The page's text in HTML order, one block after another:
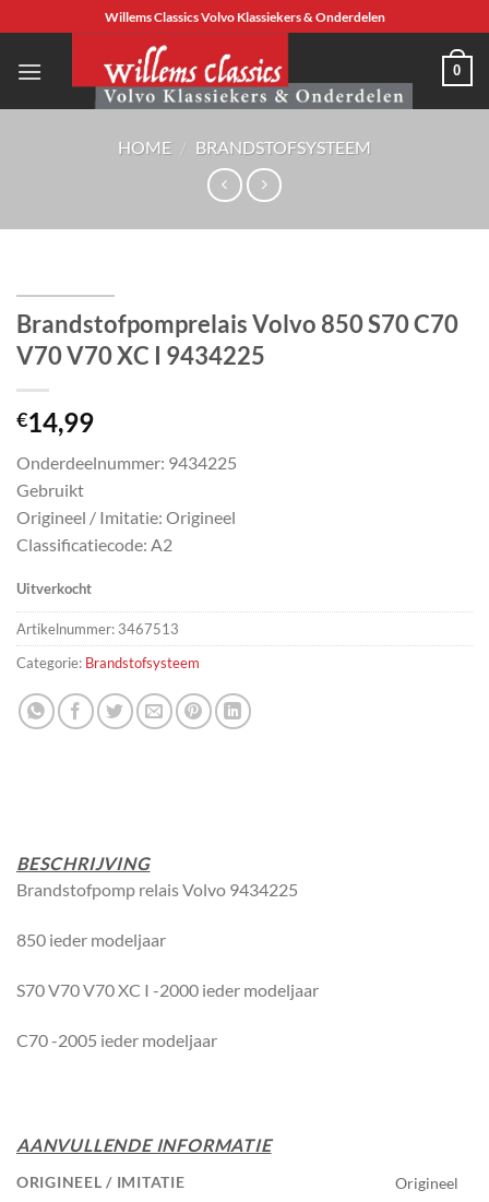
naar
inhoud
Willems Classics Volvo Klassiekers & Onderdelen
0
HOME / BRANDSTOFSYSTEEM
Brandstofpomprelais Volvo 850 S70 C70
V70 V70 XC I 9434225
€14,99
Onderdeelnummer: 9434225
Gebruikt
Origineel / Imitatie: Origineel
Classificatiecode: A2
Uitverkocht
Artikelnummer: 3467513
Categorie: Brandstofsysteem
BESCHRIJVING
Brandstofpomp relais Volvo 9434225
850 ieder modeljaar
S70 V70 V70 XC I -2000 ieder modeljaar
C70 -2005 ieder modeljaar
AANVULLENDE INFORMATIE
ORIGINEEL / IMITATIE Origineel